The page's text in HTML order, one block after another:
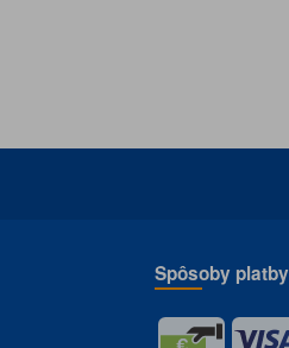
Spôsoby platby